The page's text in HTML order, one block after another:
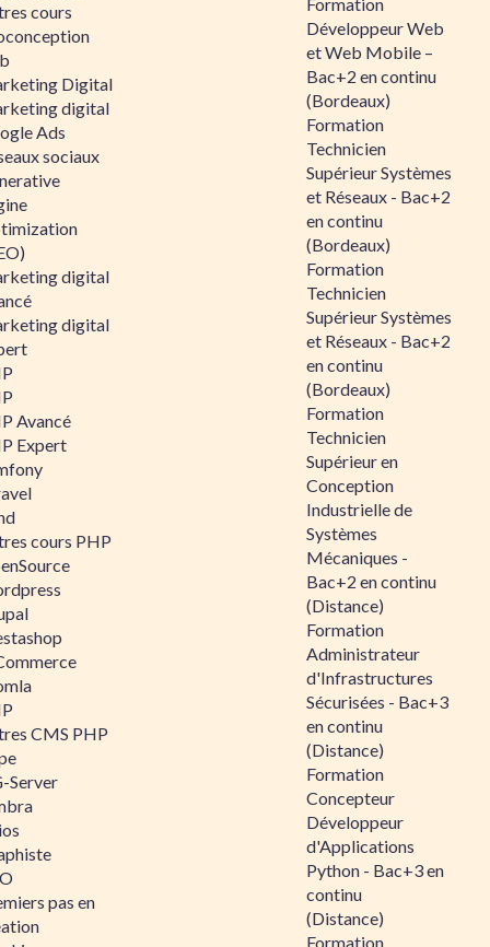
cours
Digital
digital
Ads
sociaux
digital
digital
Avancé
Expert
cours PHP
CMS PHP
Server
pas en
Développeur Web
et Web Mobile –
Bac+2 en continu
(Bordeaux)
Formation
Technicien
Supérieur Systèmes
et Réseaux - Bac+2
en continu
(Bordeaux)
Formation
Technicien
Supérieur Systèmes
et Réseaux - Bac+2
en continu
(Bordeaux)
Formation
Technicien
Supérieur en
Conception
Industrielle de
Systèmes
Mécaniques -
Bac+2 en continu
(Distance)
Formation
Administrateur
d'Infrastructures
Sécurisées - Bac+3
en continu
(Distance)
Formation
Concepteur
Développeur
d'Applications
Python - Bac+3 en
continu
(Distance)
Formation